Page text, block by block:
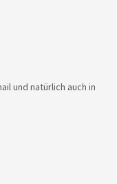
und natürlich auch in